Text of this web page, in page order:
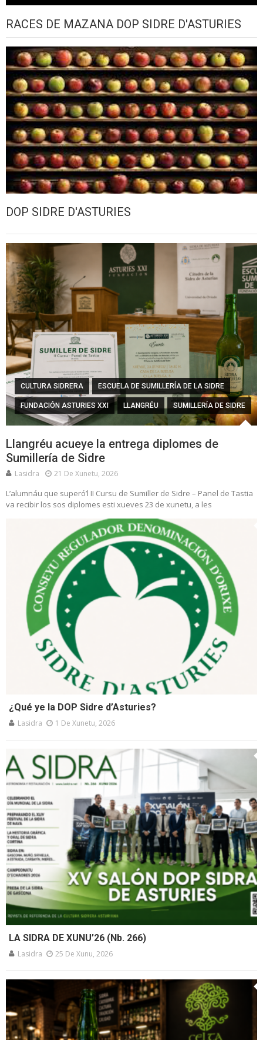
RACES DE MAZANA DOP SIDRE D'ASTURIES
DOP SIDRE D'ASTURIES
CULTURA SIDRERA ESCUELA DE SUMILLERÍA DE LA SIDRE
FUNDACIÓN ASTURIES XXI LLANGRÉU SUMILLERÍA DE SIDRE
Llangréu acueye la entrega diplomes de
Sumillería de Sidre
Lasidra 21 De Xunetu, 2026
L’alumnáu que superó’l II Cursu de Sumiller de Sidre – Panel de Tastia
va recibir los sos diplomes esti xueves 23 de xunetu, a les
¿Qué ye la DOP Sidre d’Asturies?
Lasidra 1 De Xunetu, 2026
LA SIDRA DE XUNU’26 (Nb. 266)
Lasidra 25 De Xunu, 2026